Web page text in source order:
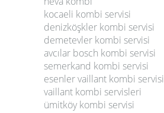
kocaeli kombi servisi
denizköşkler kombi servisi
demetevler kombi servisi
avcılar bosch kombi servisi
semerkand kombi servisi
esenler vaillant kombi servisi
vaillant kombi servisleri
ümitköy kombi servisi